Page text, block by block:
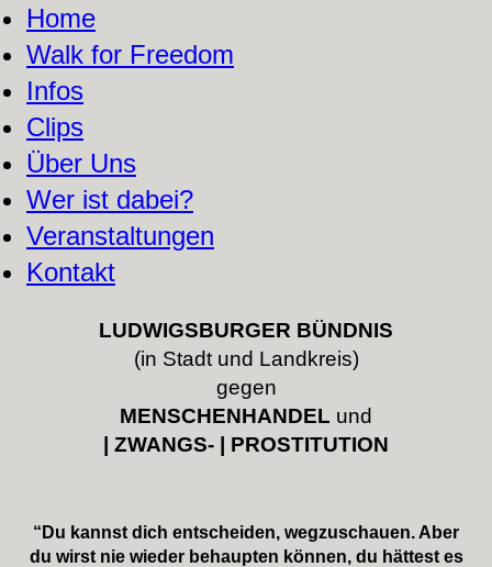
Home
Walk for Freedom
Infos
Clips
Über Uns
Wer ist dabei?
Veranstaltungen
Kontakt
LUDWIGSBURGER BÜNDNIS
(in Stadt und Landkreis)
gegen
MENSCHENHANDEL und
| ZWANGS- | PROSTITUTION
“Du kannst dich entscheiden, wegzuschauen. Aber
du wirst nie wieder behaupten können, du hättest es